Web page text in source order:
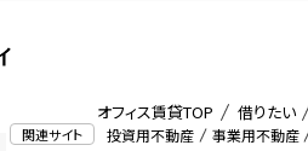
関連サイト 投資用不動産 事業用不動産
オフィス賃貸TOP 借りたい